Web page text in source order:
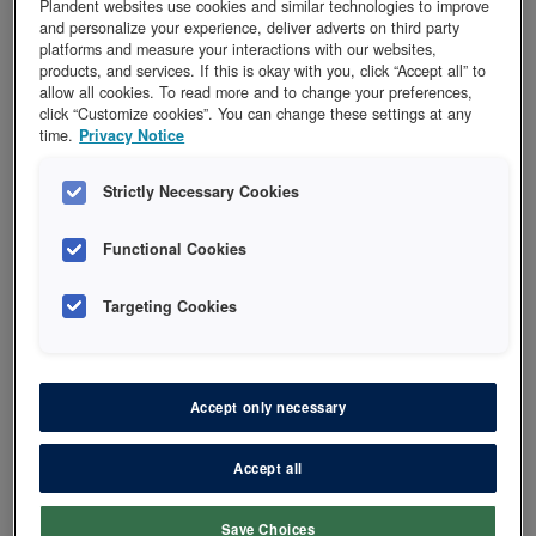
Linda H Kjølstadmyr spesialtannpleier
Tannpleier UiO 1992, delmaster i helsefremmende arbeid
Linda har solid erfaring som tannpleier fra klinikk og mange
år som produktspesialist og fagansvarlig i dentalbransjen.
Hun har holdt utallige kurs om emnet og brenner for faget.
Linda jobber nå som fagansvarlig for NSK i Norden
Informasjon
Plandent websites use cookies and similar technologies to improve
and personalize your experience, deliver adverts on third party
platforms and measure your interactions with our websites,
products, and services. If this is okay with you, click “Accept all” to
allow all cookies. To read more and to change your preferences,
click “Customize cookies”. You can change these settings at any
time. Privacy Notice
Strictly Necessary Cookies
Functional Cookies
Targeting Cookies
Accept only necessary
Accept all
Save Choices